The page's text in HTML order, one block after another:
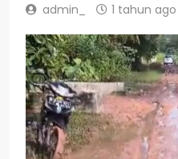
admin_ 1 tahun ago